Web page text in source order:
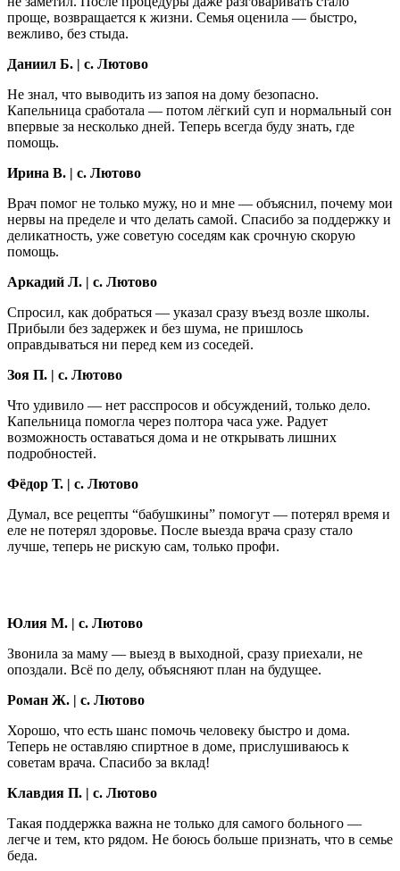
проще, возвращается к жизни. Семья оценила — быстро,
вежливо, без стыда.
Даниил Б. | с. Лютово
Не знал, что выводить из запоя на дому безопасно.
Капельница сработала — потом лёгкий суп и нормальный сон
впервые за несколько дней. Теперь всегда буду знать, где
помощь.
Ирина В. | с. Лютово
Врач помог не только мужу, но и мне — объяснил, почему мои
нервы на пределе и что делать самой. Спасибо за поддержку и
деликатность, уже советую соседям как срочную скорую
помощь.
Аркадий Л. | с. Лютово
Спросил, как добраться — указал сразу въезд возле школы.
Прибыли без задержек и без шума, не пришлось
оправдываться ни перед кем из соседей.
Зоя П. | с. Лютово
Что удивило — нет расспросов и обсуждений, только дело.
Капельница помогла через полтора часа уже. Радует
возможность оставаться дома и не открывать лишних
подробностей.
Фёдор Т. | с. Лютово
Думал, все рецепты “бабушкины” помогут — потерял время и
еле не потерял здоровье. После выезда врача сразу стало
лучше, теперь не рискую сам, только профи.
Юлия М. | с. Лютово
Звонила за маму — выезд в выходной, сразу приехали, не
опоздали. Всё по делу, объясняют план на будущее.
Роман Ж. | с. Лютово
Хорошо, что есть шанс помочь человеку быстро и дома.
Теперь не оставляю спиртное в доме, прислушиваюсь к
советам врача. Спасибо за вклад!
Клавдия П. | с. Лютово
Такая поддержка важна не только для самого больного —
легче и тем, кто рядом. Не боюсь больше признать, что в семье
беда.